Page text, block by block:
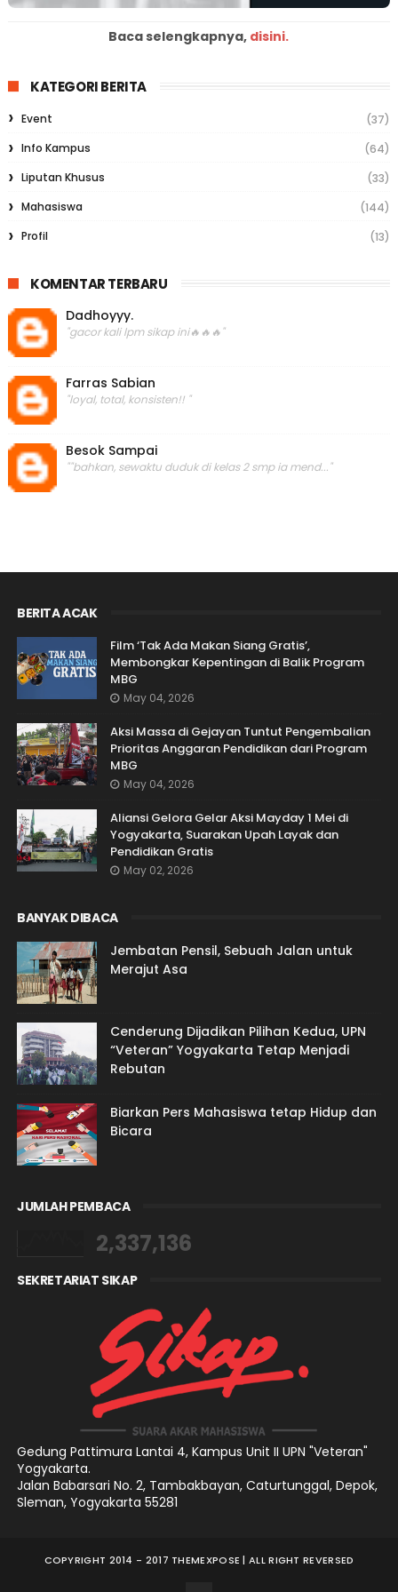
Baca selengkapnya, disini.
KATEGORI BERITA
Event
(37)
Info Kampus
(64)
Liputan Khusus
(33)
Mahasiswa
(144)
Profil
(13)
KOMENTAR TERBARU
Dadhoyyy.
"gacor kali lpm sikap ini🔥🔥🔥"
Farras Sabian
"loyal, total, konsisten!! "
Besok Sampai
""bahkan, sewaktu duduk di kelas 2 smp ia mend..."
BERITA ACAK
Film ‘Tak Ada Makan Siang Gratis’,
Membongkar Kepentingan di Balik Program
MBG
May 04, 2026
Aksi Massa di Gejayan Tuntut Pengembalian
Prioritas Anggaran Pendidikan dari Program
MBG
May 04, 2026
Aliansi Gelora Gelar Aksi Mayday 1 Mei di
Yogyakarta, Suarakan Upah Layak dan
Pendidikan Gratis
May 02, 2026
BANYAK DIBACA
Jembatan Pensil, Sebuah Jalan untuk
Merajut Asa
Cenderung Dijadikan Pilihan Kedua, UPN
“Veteran” Yogyakarta Tetap Menjadi
Rebutan
Biarkan Pers Mahasiswa tetap Hidup dan
Bicara
JUMLAH PEMBACA
2,337,136
SEKRETARIAT SIKAP
Gedung Pattimura Lantai 4, Kampus Unit II UPN "Veteran"
Yogyakarta.
Jalan Babarsari No. 2, Tambakbayan, Caturtunggal, Depok,
Sleman, Yogyakarta 55281
COPYRIGHT 2014 - 2017 THEMEXPOSE | ALL RIGHT REVERSED